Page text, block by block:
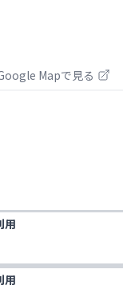
Mapで見る
用
用